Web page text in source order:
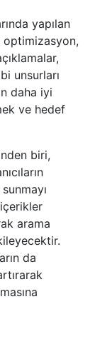
yapılan
unsurları
daha iyi
ve hedef
biri,
arama
da